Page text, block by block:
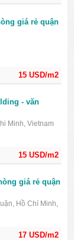
15 USD/m2
giá rẻ quận
15 USD/m2
- văn
Minh, Vietnam
17 USD/m2
giá rẻ quận
Hồ Chí Minh,